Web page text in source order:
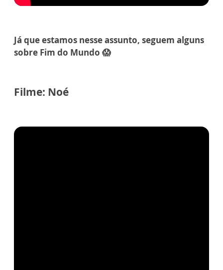
Já que estamos nesse assunto, seguem alguns
sobre Fim do Mundo 😱
Filme: Noé